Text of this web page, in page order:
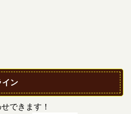
イン
できます！